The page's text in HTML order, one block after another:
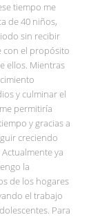
tiempo me
de 40 niños,
sin recibir
con el propósito
ellos. Mientras
y culminar el
permitiría
y gracias a
creciendo
ya
la
de los hogares
el trabajo
Para